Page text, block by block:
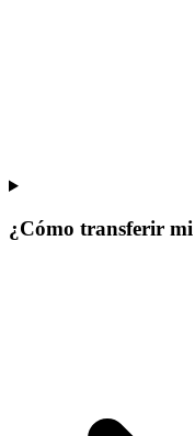
¿Cómo transferir